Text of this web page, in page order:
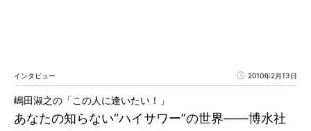
インタビュー 2010年2月13日
あなたの知らない“ハイサワー”の世界――博水社
嶋田淑之の「この人に逢いたい！」